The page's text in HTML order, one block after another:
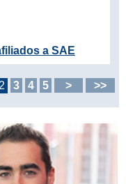
a SAE
2 3 4 5 > >>